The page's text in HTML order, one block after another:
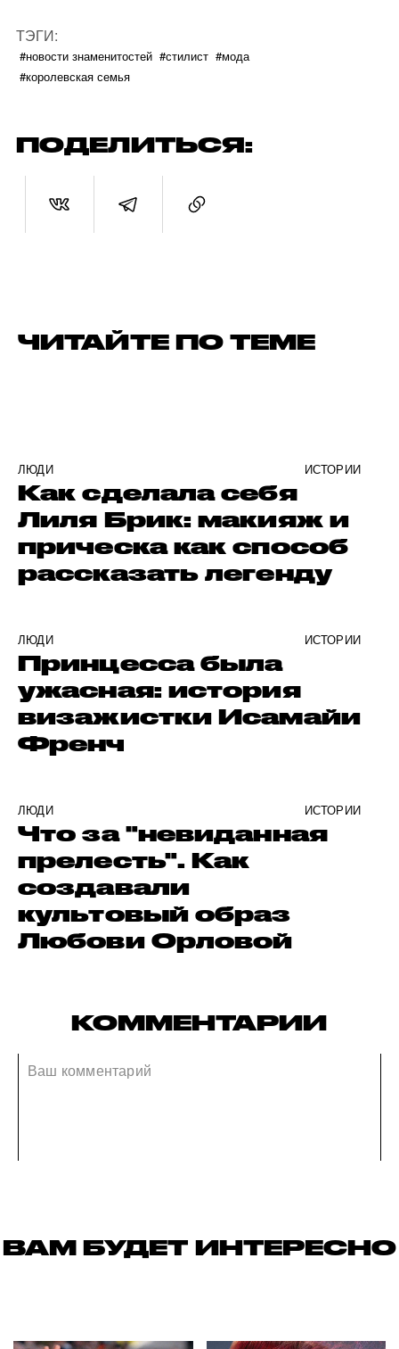
ТЭГИ:
#новости знаменитостей #стилист #мода
#королевская семья
ПОДЕЛИТЬСЯ:
ЧИТАЙТЕ ПО ТЕМЕ
ЛЮДИ ИСТОРИИ
Как сделала себя
Лиля Брик: макияж и
прическа как способ
рассказать легенду
ЛЮДИ ИСТОРИИ
Принцесса была
ужасная: история
визажистки Исамайи
Френч
ЛЮДИ ИСТОРИИ
Что за "невиданная
прелесть". Как
создавали
культовый образ
Любови Орловой
КОММЕНТАРИИ
ВАМ БУДЕТ ИНТЕРЕСНО